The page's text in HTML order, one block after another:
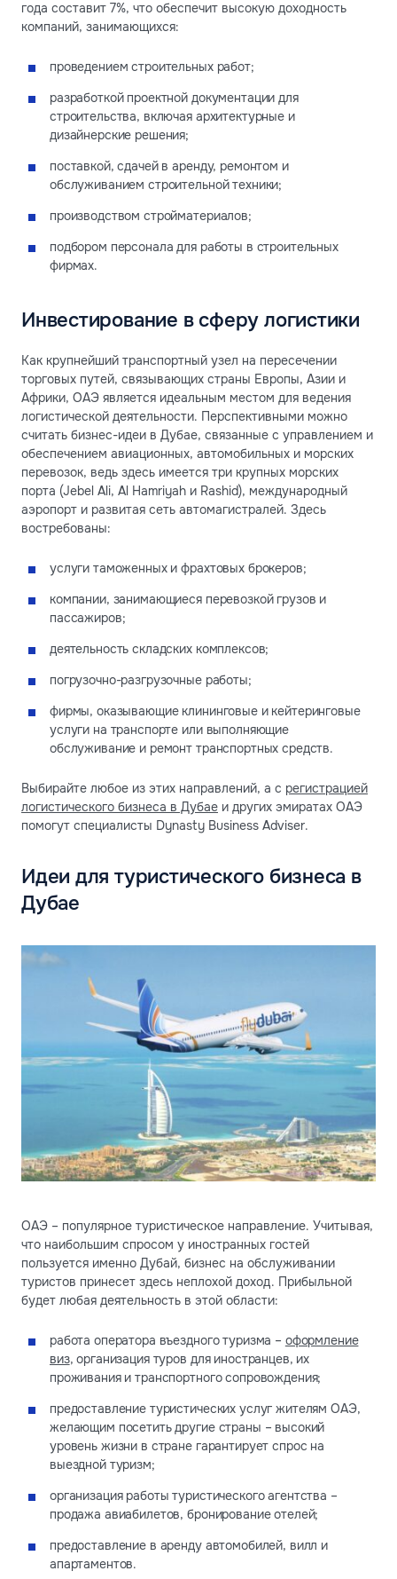
года составит 7%, что обеспечит высокую доходность
компаний, занимающихся:
проведением строительных работ;
разработкой проектной документации для
строительства, включая архитектурные и
дизайнерские решения;
поставкой, сдачей в аренду, ремонтом и
обслуживанием строительной техники;
производством стройматериалов;
подбором персонала для работы в строительных
фирмах.
Инвестирование в сферу логистики
Как крупнейший транспортный узел на пересечении
торговых путей, связывающих страны Европы, Азии и
Африки, ОАЭ является идеальным местом для ведения
логистической деятельности. Перспективными можно
считать бизнес-идеи в Дубае, связанные с управлением и
обеспечением авиационных, автомобильных и морских
перевозок, ведь здесь имеется три крупных морских
порта (Jebel Ali, Al Hamriyah и Rashid), международный
аэропорт и развитая сеть автомагистралей. Здесь
востребованы:
услуги таможенных и фрахтовых брокеров;
компании, занимающиеся перевозкой грузов и
пассажиров;
деятельность складских комплексов;
погрузочно-разгрузочные работы;
фирмы, оказывающие клининговые и кейтеринговые
услуги на транспорте или выполняющие
обслуживание и ремонт транспортных средств.
Выбирайте любое из этих направлений, а с регистрацией
логистического бизнеса в Дубае и других эмиратах ОАЭ
помогут специалисты Dynasty Business Adviser.
Идеи для туристического бизнеса в
Дубае
ОАЭ – популярное туристическое направление. Учитывая,
что наибольшим спросом у иностранных гостей
пользуется именно Дубай, бизнес на обслуживании
туристов принесет здесь неплохой доход. Прибыльной
будет любая деятельность в этой области:
работа оператора въездного туризма – оформление
виз, организация туров для иностранцев, их
проживания и транспортного сопровождения;
предоставление туристических услуг жителям ОАЭ,
желающим посетить другие страны – высокий
уровень жизни в стране гарантирует спрос на
выездной туризм;
организация работы туристического агентства –
продажа авиабилетов, бронирование отелей;
предоставление в аренду автомобилей, вилл и
апартаментов.